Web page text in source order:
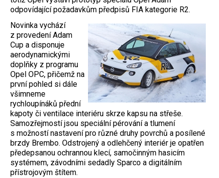
odpovídající požadavkům předpisů FIA kategorie R2.
Novinka vychází
z provedení Adam
Cup a disponuje
aerodynamickými
doplňky z programu
Opel OPC, přičemž na
první pohled si dále
všimneme
rychloupínáků přední
kapoty či ventilace interiéru skrze kapsu na střeše.
Samozřejmostí jsou speciální pérování a tlumení
s možností nastavení pro různé druhy povrchů a posílené
brzdy Brembo. Odstrojený a odlehčený interiér je opatřen
předepsanou ochrannou klecí, samočinným hasicím
systémem, závodními sedadly Sparco a digitálním
přístrojovým štítem.